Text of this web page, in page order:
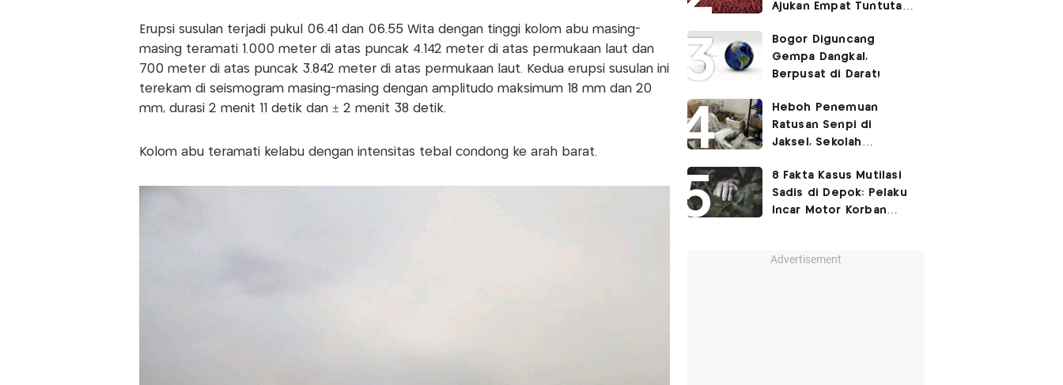
Erupsi susulan terjadi pukul 06.41 dan 06.55 Wita dengan tinggi kolom abu masing-
masing teramati 1.000 meter di atas puncak 4.142 meter di atas permukaan laut dan
700 meter di atas puncak 3.842 meter di atas permukaan laut. Kedua erupsi susulan ini
terekam di seismogram masing-masing dengan amplitudo maksimum 18 mm dan 20
mm, durasi 2 menit 11 detik dan ± 2 menit 38 detik.
Kolom abu teramati kelabu dengan intensitas tebal condong ke arah barat.
Ajukan Empat Tuntutan
Bogor Diguncang
Gempa Dangkal,
Berpusat di Darat!
Heboh Penemuan
Ratusan Senpi di
Jaksel, Sekolah
Kegiatan Eskul
Menembak
8 Fakta Kasus Mutilasi
Sadis di Depok: Pelaku
Incar Motor Korban
Advertisement